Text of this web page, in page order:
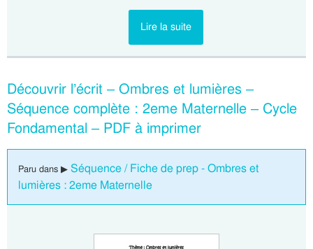
Lire la suite
Découvrir l’écrit – Ombres et lumières –
Séquence complète : 2eme Maternelle – Cycle
Fondamental – PDF à imprimer
Paru dans ▶ Séquence / Fiche de prep - Ombres et
lumières : 2eme Maternelle